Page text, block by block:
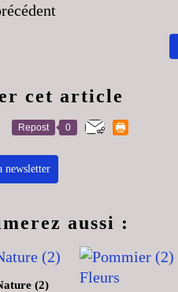
cet article
Repost 0
newsletter
aussi :
(2)